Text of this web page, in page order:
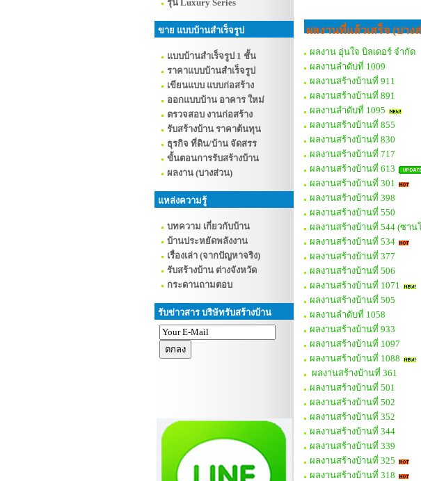
รุ่น Luxury Series
ขาย แบบบ้านสำเร็จรูป
แบบบ้านสำเร็จรูป 1 ชั้น
ราคาแบบบ้านสำเร็จรูป
เขียนแบบ แบบก่อสร้าง
ออกแบบบ้าน อาคาร ใหม่
ตรวจสอบ งานก่อสร้าง
รับสร้างบ้าน ราคาต้นทุน
ธุรกิจ ที่ดิน/บ้าน จัดสรร
ขั้นตอนการรับสร้างบ้าน
ผลงาน (บางส่วน)
แหล่งความรู้
บทความ เกี่ยวกับบ้าน
บ้านประหยัดพลังงาน
เรื่องเล่า (จากปัญหาจริง)
รับสร้างบ้าน ต่างจังหวัด
กระดานถามตอบ
รับข่าวสาร บริษัทรับสร้างบ้าน
ผลงานที่แล้วเสร็จ (บาง
ผลงาน อุ่นใจ บิลเดอร์ จำกัด
ผลงานลำดับที่ 1009
ผลงานสร้างบ้านที่ 911
ผลงานสร้างบ้านที่ 891
ผลงานลำดับที่ 1095
ผลงานสร้างบ้านที่ 855
ผลงานสร้างบ้านที่ 830
ผลงานสร้างบ้านที่ 717
ผลงานสร้างบ้านที่ 613
ผลงานสร้างบ้านที่ 301
ผลงานสร้างบ้านที่ 398
ผลงานสร้างบ้านที่ 550
ผลงานสร้างบ้านที่ 544 (ซาน
ผลงานสร้างบ้านที่ 534
ผลงานสร้างบ้านที่ 377
ผลงานสร้างบ้านที่ 506
ผลงานสร้างบ้านที่ 1071
ผลงานสร้างบ้านที่ 505
ผลงานลำดับที่ 1058
ผลงานสร้างบ้านที่ 933
ผลงานสร้างบ้านที่ 1097
ผลงานสร้างบ้านที่ 1088
ผลงานสร้างบ้านที่ 361
ผลงานสร้างบ้านที่ 501
ผลงานสร้างบ้านที่ 502
ผลงานสร้างบ้านที่ 352
ผลงานสร้างบ้านที่ 344
ผลงานสร้างบ้านที่ 339
ผลงานสร้างบ้านที่ 325
ผลงานสร้างบ้านที่ 318